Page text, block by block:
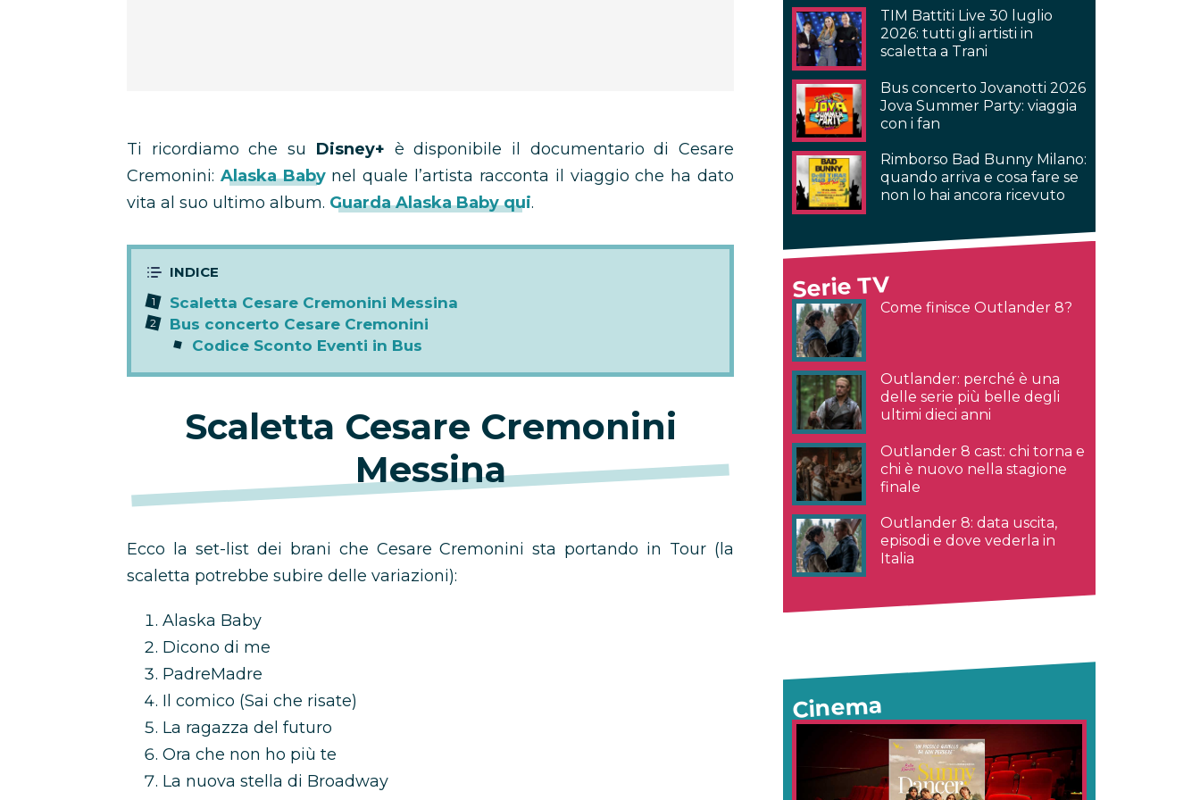
Ti ricordiamo che su Disney+ è disponibile il documentario di Cesare
Cremonini: Alaska Babynel quale l’artista racconta il viaggio che ha dato
vita al suo ultimo album. Guarda Alaska Baby qui.
Scaletta Cesare Cremonini Messina
Bus concerto Cesare Cremonini
Codice Sconto Eventi in Bus
Scaletta Cesare Cremonini
Messina
Ecco la set-list dei brani che Cesare Cremonini sta portando in Tour (la
scaletta potrebbe subire delle variazioni):
Alaska Baby
Dicono di me
PadreMadre
Il comico (Sai che risate)
La ragazza del futuro
Ora che non ho più te
La nuova stella di Broadway
TIM Battiti Live 30 luglio
2026: tutti gli artisti in
scaletta a Trani
Bus concerto Jovanotti 2026
Jova Summer Party: viaggia
con i fan
Rimborso Bad Bunny Milano:
quando arriva e cosa fare se
non lo hai ancora ricevuto
Serie TV
Come finisce Outlander 8?
Outlander: perché è una
delle serie più belle degli
ultimi dieci anni
Outlander 8 cast: chi torna e
chi è nuovo nella stagione
finale
Outlander 8: data uscita,
episodi e dove vederla in
Italia
Cinema